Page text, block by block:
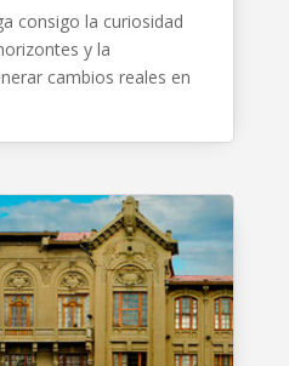
consigo la curiosidad
y la
cambios reales en